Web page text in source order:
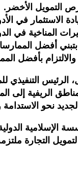
التمويل الأخضر.
الاستثمار في
المناخية في
والالتزام بأفضل
التنفيذي
الريفية إلى
نحو
الإسلامية
التجارة